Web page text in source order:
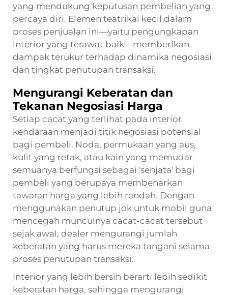
yang mendukung keputusan pembelian yang
percaya diri. Elemen teatrikal kecil dalam
proses penjualan ini—yaitu pengungkapan
interior yang terawat baik—memberikan
dampak terukur terhadap dinamika negosiasi
dan tingkat penutupan transaksi.
Mengurangi Keberatan dan
Tekanan Negosiasi Harga
Setiap cacat yang terlihat pada interior
kendaraan menjadi titik negosiasi potensial
bagi pembeli. Noda, permukaan yang aus,
kulit yang retak, atau kain yang memudar
semuanya berfungsi sebagai 'senjata' bagi
pembeli yang berupaya membenarkan
tawaran harga yang lebih rendah. Dengan
menggunakan penutup jok untuk mobil guna
mencegah munculnya cacat-cacat tersebut
sejak awal, dealer mengurangi jumlah
keberatan yang harus mereka tangani selama
proses penutupan transaksi.
Interior yang lebih bersih berarti lebih sedikit
keberatan harga, sehingga mengurangi